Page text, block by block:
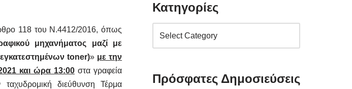
118 του Ν.4412/2016, όπως
μηχανήματος μαζί με
toner)» με την
και ώρα 13:00 στα γραφεία
διεύθυνση Τέρμα
Κατηγορίες
Πρόσφατες Δημοσιεύσεις